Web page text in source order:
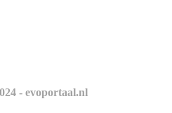
- evoportaal.nl